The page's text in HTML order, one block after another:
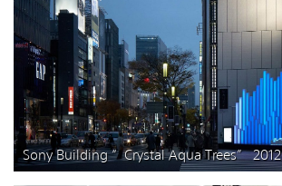
Sony Building “Crystal Aqua Trees” 2012